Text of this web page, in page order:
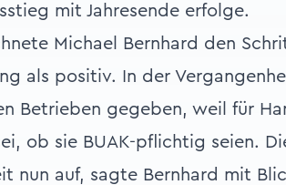
mit Jahresende erfolge.
Michael Bernhard den
als positiv. In der
Betrieben gegeben, weil für
ob sie BUAK-pflichtig seien.
nun auf, sagte Bernhard mit